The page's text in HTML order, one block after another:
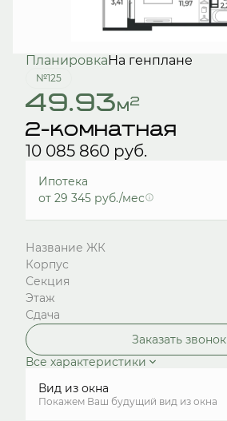
ПланировкаНа генплане
№125
49.93м2
2-комнатная
10 085 860 руб.
Ипотека
от 29 345 руб./мес
Название ЖК
Корпус
Секция
Этаж
Сдача
Заказать звонок
Все характеристики
Вид из окна
Покажем Ваш будущий вид из окна